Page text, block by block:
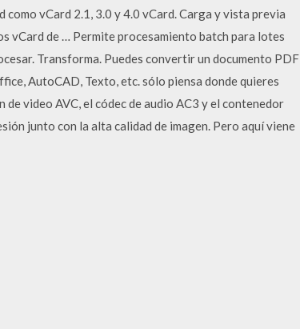
vCard 2.1, 3.0 y 4.0 vCard. Carga y vista previa
vCard de … Permite procesamiento batch para lotes
Transforma. Puedes convertir un documento PDF
AutoCAD, Texto, etc. sólo piensa donde quieres
video AVC, el códec de audio AC3 y el contenedor
junto con la alta calidad de imagen. Pero aquí viene